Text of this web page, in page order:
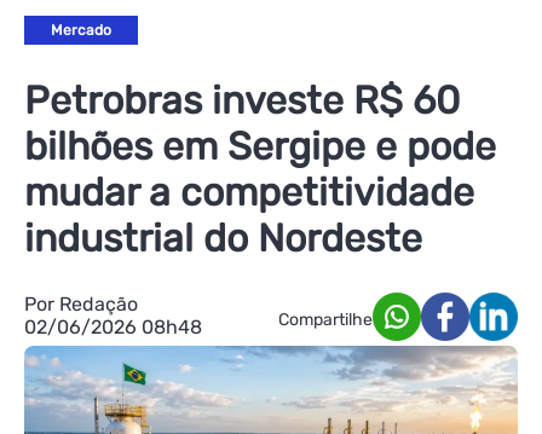
Mercado
Petrobras investe R$ 60
bilhões em Sergipe e pode
mudar a competitividade
industrial do Nordeste
Por Redação
02/06/2026 08h48
Compartilhe